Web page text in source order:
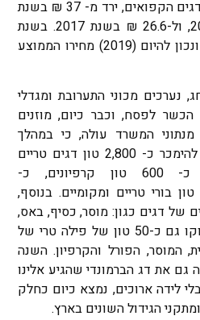
הדג הפופולארי ביותר בין הדגים הקפואים, ירד מ- 37 ₪ בשנת
2015 ל- 30 ₪ בשנת 2016, ול-26.6 ₪ בשנת 2017. בשנת
2018 עלה מחירו ל- 28 ₪ ונכון להיום (2019) מחירו הממוצע
נערכים מכוני התערובת ומגדלי
הכשר לפסח, וכבר כיום, מוזנים
מנתוני המשרד עולה, כי במהלך
השבועות הקרובים צפויים להימכר כ- 2,800 טון דגים טריים
מגידול מקומי, מתוכם: כ- 600 טון קרפיונים, כ-
800 טון אמנונים וכ- 300 טון בורי טריים ומקומיים. בנוסף,
של דגים כגון: מוסר, כסיף, באס,
אמור ואדמונית. בנוסף, ישווקו גם כ-50 טון של פילה טרי של
המוסר, הפורל והקרפיון. השנה
גם את דג הברמונדי שהגיע אלינו
לידה ארוכים, נמצא כיום כחלק
הגידול השונים בארץ.